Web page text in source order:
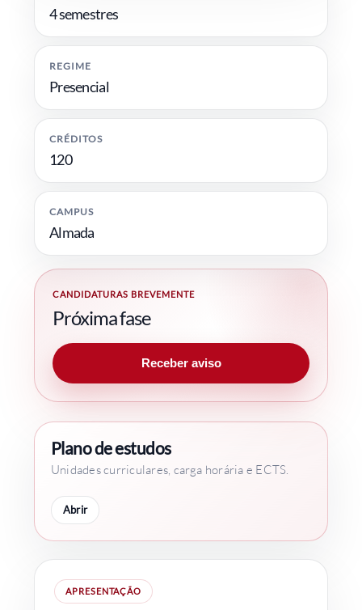
4 semestres
REGIME
Presencial
CRÉDITOS
120
CAMPUS
Almada
CANDIDATURAS BREVEMENTE
Próxima fase
Receber aviso
Plano de estudos
Unidades curriculares, carga horária e ECTS.
Abrir
APRESENTAÇÃO